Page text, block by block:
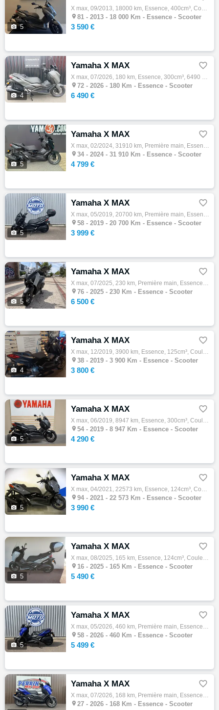
 5
X max, 09/2013, 18000 km, Essence, 400cm³, Couleur gris, 3590 € Equipements : Dosseret passager,Silencieux Akrapovic,Plus de photos sur dem…
 81 - 2013 - 18 000 Km - Essence - Scooter
3 590 €
 4
Yamaha X MAX 
X max, 07/2026, 180 km, Essence, 300cm³, 6490 € Equipements : xmax 300 2026 modèle standard, état neuf, peu roulé , dispo immédiate , finan…
 72 - 2026 - 180 Km - Essence - Scooter
6 490 €
 5
Yamaha X MAX 
X max, 02/2024, 31910 km, Première main, Essence, 124cm³, 4799 € Equipements : Premiere main , garantie constructeur 03/2029 Pour toute que…
 34 - 2024 - 31 910 Km - Essence - Scooter
4 799 €
 5
Yamaha X MAX 
X max, 05/2019, 20700 km, Première main, Essence, 300cm³, Couleur noir, 3999 € Equipements : YAMAHA X MAX 300 IRON MAX PREMIERE MAIN ENTRET…
 58 - 2019 - 20 700 Km - Essence - Scooter
3 999 €
 5
Yamaha X MAX 
X max, 07/2025, 230 km, Première main, Essence, 300cm³, Couleur noir, 6500 € Equipements : PREMIERE MAIN A SAISIR ! NOMBREUX ACCESSOIRES DE…
 76 - 2025 - 230 Km - Essence - Scooter
6 500 €
 4
Yamaha X MAX 
X max, 12/2019, 3900 km, Essence, 125cm³, Couleur gris, 3800 € Equipements : Yamaha Xmax 125 Ironmax Profil motos, votre concessionnaire YA…
 38 - 2019 - 3 900 Km - Essence - Scooter
3 800 €
 5
Yamaha X MAX 
X max, 06/2019, 8947 km, Essence, 300cm³, Couleur noir, 4290 € Equipements : X Max 300 Iron Max En très bon état. Entretiens et consommable…
 54 - 2019 - 8 947 Km - Essence - Scooter
4 290 €
 5
Yamaha X MAX 
X max, 04/2021, 22573 km, Essence, 124cm³, Couleur gris, 3990 € Equipements : YAMAHA X-MAX 125 TECH MAX ABS 124 cm3 Scooter 2021, gris, pre…
 94 - 2021 - 22 573 Km - Essence - Scooter
3 990 €
 5
Yamaha X MAX 
X max, 08/2025, 165 km, Essence, 124cm³, Couleur gris, 5490 € Equipements : X-MAX 125 TECH MAX DÉPÔT-VENTE 77 KM DU 14/08/2025 ÉTAT NEUF AU…
 16 - 2025 - 165 Km - Essence - Scooter
5 490 €
 5
Yamaha X MAX 
X max, 05/2026, 460 km, Première main, Essence, 300cm³, Couleur bleu, 5499 € Equipements : Yamaha XMAX 300 300 cm3 Scooter 2026, bleu, prem…
 58 - 2026 - 460 Km - Essence - Scooter
5 499 €
Yamaha X MAX 
X max, 07/2026, 168 km, Première main, Essence, 125cm³, Couleur bleu, 4999 € Equipements : Livraison possible,Prix hors frais d'immatricula…
 27 - 2026 - 168 Km - Essence - Scooter